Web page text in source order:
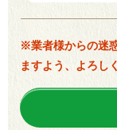
※業者様からの迷
ますよう、よろし